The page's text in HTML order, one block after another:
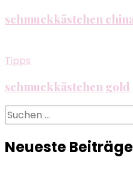
schmuckkästchen
Tipps
schmuckkästchen gold
Suchen
nach:
Neueste Beiträge